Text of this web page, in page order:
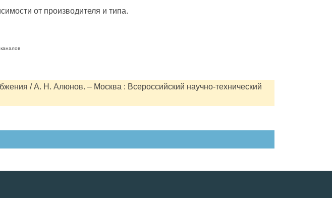
от производителя и типа.
/ А. Н. Алюнов. – Москва : Всероссийский научно-технический